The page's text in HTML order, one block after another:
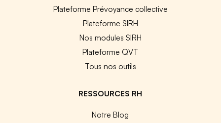
Plateforme Prévoyance collective
Plateforme SIRH
Nos modules SIRH
Plateforme QVT
Tous nos outils
RESSOURCES RH
Notre Blog